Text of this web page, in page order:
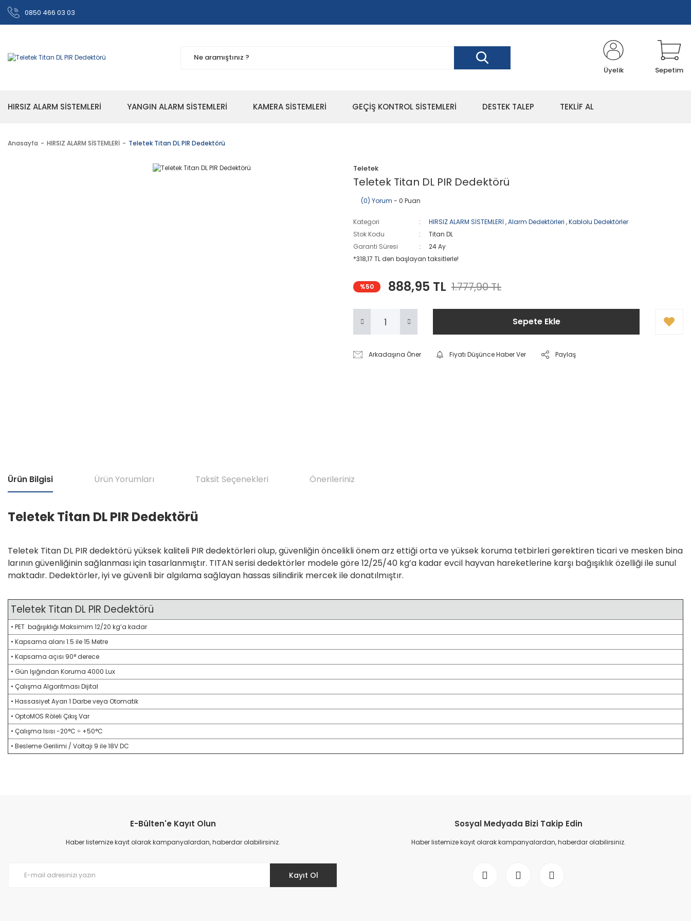
0850 466 03 03
Üyelik Sepetim
HIRSIZ ALARM SİSTEMLERİ YANGIN ALARM SİSTEMLERİ KAMERA SİSTEMLERİ GEÇİŞ KONTROL SİSTEMLERİ DESTEK TALEP TEKLİF AL
Anasayfa HIRSIZ ALARM SİSTEMLERİ Teletek Titan DL PIR Dedektörü
Teletek
Teletek Titan DL PIR Dedektörü
(0) Yorum - 0 Puan
Kategori HIRSIZ ALARM SİSTEMLERİ ,Alarm Dedektörleri ,Kablolu Dedektörler
Stok Kodu
Titan DL
Garanti Süresi
24 Ay
*318,17 TL den başlayan taksitlerle!
%50 888,95 TL 1.777,90 TL
Sepete Ekle
Arkadaşına Öner Fiyatı Düşünce Haber Ver Paylaş
Ürün Bilgisi Ürün Yorumları Taksit Seçenekleri Önerileriniz
Teletek Titan DL PIR Dedektörü
Teletek Titan DL PIR dedektörü yüksek kaliteli PIR dedektörleri olup, güvenliğin öncelikli önem arz ettiği orta ve yüksek koruma tetbirleri gerektiren ticari ve mesken bina
larının güvenliğinin sağlanması için tasarlanmıştır. TITAN serisi dedektörler modele göre 12/25/40 kg’a kadar evcil hayvan hareketlerine karşı bağışıklık özelliği ile sunul
maktadır. Dedektörler, iyi ve güvenli bir algılama sağlayan hassas silindirik mercek ile donatılmıştır.
Teletek Titan DL PIR Dedektörü
• PET bağışıklığı Maksimim 12/20 kg’a kadar
• Kapsama alanı 1.5 ile 15 Metre
• Kapsama açısı 90° derece
• Gün Işığından Koruma 4000 Lux
• Çalışma Algoritması Dijital
• Hassasiyet Ayarı 1 Darbe veya Otomatik
• OptoMOS Röleli Çıkış Var
• Çalışma Isısı -20°C ÷ +50°C
• Besleme Gerilimi / Voltajı 9 ile 18V DC
Ürün resmi kalitesiz, bozuk veya görüntülenemiyor.
Ürün açıklamasında eksik bilgiler bulunuyor.
E-Bülten'e Kayıt Olun
Haber listemize kayıt olarak kampanyalardan, haberdar olabilirsiniz.
Kayıt Ol
Sosyal Medyada Bizi Takip Edin
Haber listemize kayıt olarak kampanyalardan, haberdar olabilirsiniz.